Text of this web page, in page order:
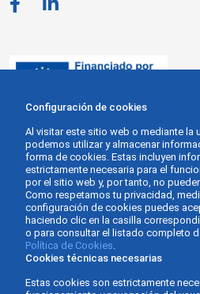
Configuración de cookies
Al visitar este sitio web o mediante la
podemos utilizar y almacenar
forma de cookies. Estas incluyen
estrictamente necesaria para el
por el sitio web y, por tanto, no
Como respetamos tu privacidad,
configuración de cookies puedes
haciendo clic en la casilla
o para consultar el listado completo
Política de Cookies.
Cookies técnicas necesarias
Estas cookies son estrictamente